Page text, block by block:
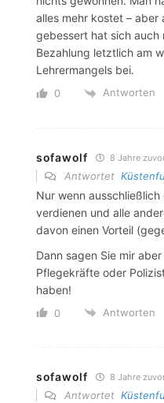
alles mehr kostet –
gebessert hat sich
Bezahlung letztlich am
Lehrermangels bei.
0 Antworten
sofawolf 8 Jahre
Antwortet
Nur wenn
verdienen und alle
davon einen Vorteil
Dann sagen Sie mir
Pflegekräfte oder
haben!
0 Antworten
sofawolf 8 Jahre
Antwortet